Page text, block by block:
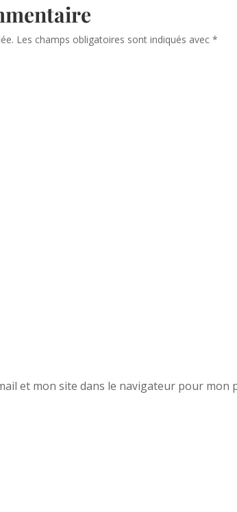
Les champs obligatoires sont indiqués avec *
et mon site dans le navigateur pour mon